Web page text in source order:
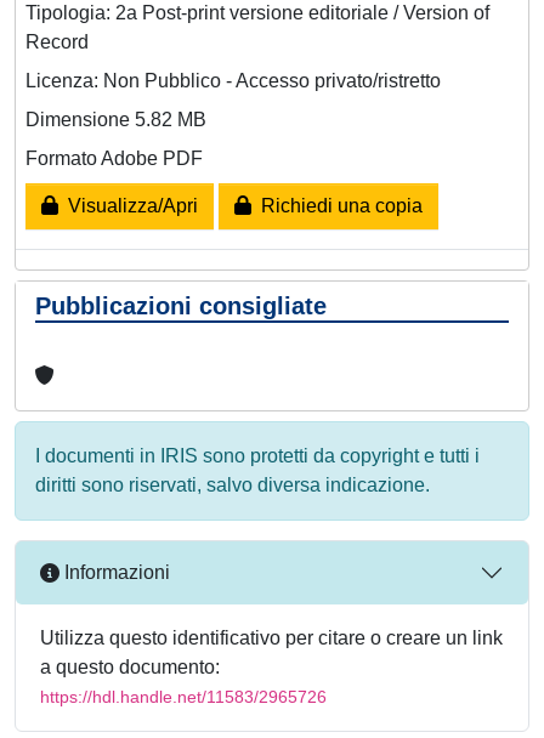
Tipologia: 2a Post-print versione editoriale / Version of
Record
Licenza: Non Pubblico - Accesso privato/ristretto
Dimensione 5.82 MB
Formato Adobe PDF
Visualizza/Apri Richiedi una copia
Pubblicazioni consigliate
I documenti in IRIS sono protetti da copyright e tutti i
diritti sono riservati, salvo diversa indicazione.
Informazioni
Utilizza questo identificativo per citare o creare un link
a questo documento:
https://hdl.handle.net/11583/2965726